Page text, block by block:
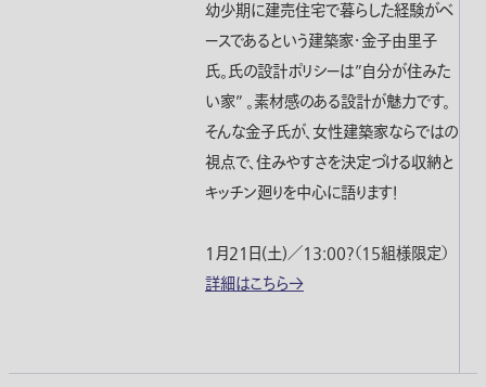
幼少期に建売住宅で暮らした経験がベ
ースであるという建築家・金子由里子
氏。氏の設計ポリシーは”自分が住みた
い家” 。素材感のある設計が魅力です。
そんな金子氏が、女性建築家ならではの
視点で、住みやすさを決定づける収納と
キッチン廻りを中心に語ります！
1月21日(土)／13:00?（15組様限定）
詳細はこちら→